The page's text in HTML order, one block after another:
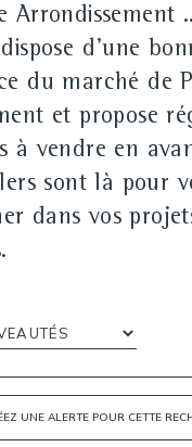
Arrondissement
d'une
du marché de
et propose
à vendre en
sont là pour
dans vos